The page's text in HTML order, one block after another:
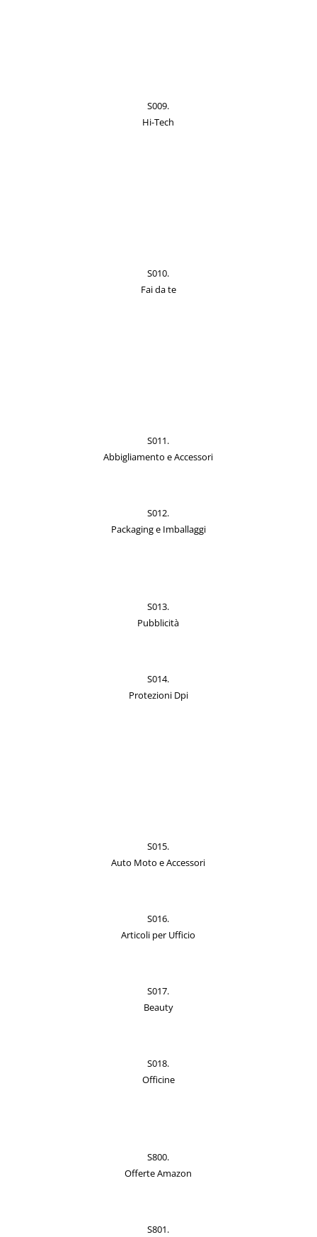
S009.
Hi-Tech
S010.
Fai da te
S011.
Abbigliamento e Accessori
S012.
Packaging e Imballaggi
S013.
Pubblicità
S014.
Protezioni Dpi
S015.
Auto Moto e Accessori
S016.
Articoli per Ufficio
S017.
Beauty
S018.
Officine
S800.
Offerte Amazon
S801.